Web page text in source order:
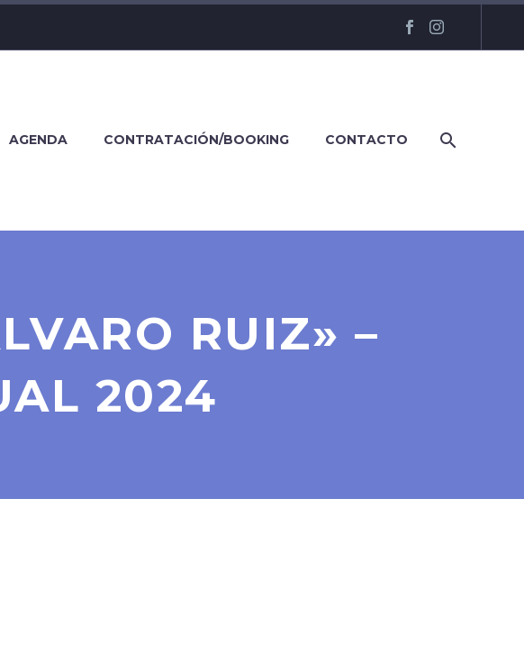
AGENDA CONTRATACIÓN/BOOKING CONTACTO
RUIZ» –
2024